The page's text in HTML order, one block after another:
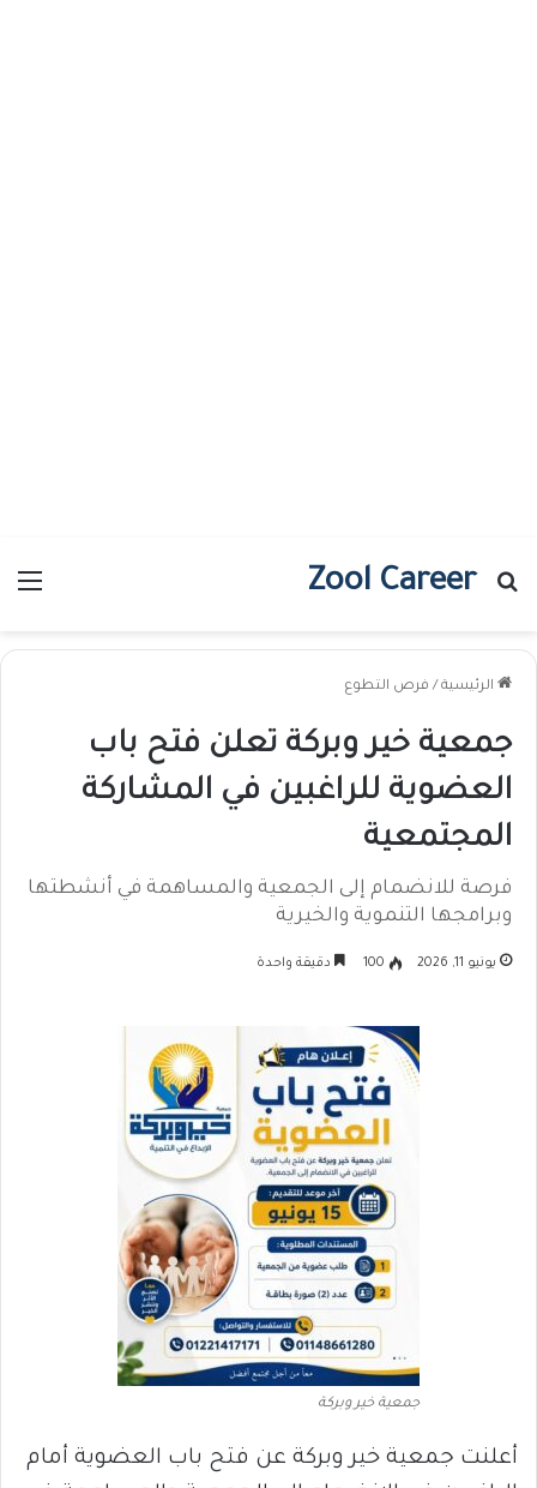
Zool Career
بحث عن
الرئيسية / فرص التطوع
جمعية خير وبركة تعلن فتح باب
العضوية للراغبين في المشاركة
المجتمعية
فرصة للانضمام إلى الجمعية والمساهمة في أنشطتها
وبرامجها التنموية والخيرية
يونيو 11, 2026 100 دقيقة واحدة
جمعية خير وبركة
أعلنت جمعية خير وبركة عن فتح باب العضوية أمام